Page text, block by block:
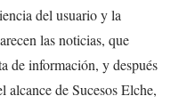
del usuario y la
las noticias, que
de información, y después
alcance de Sucesos Elche,